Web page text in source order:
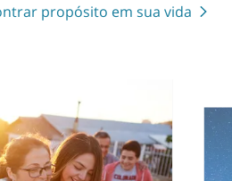
propósito em sua vida